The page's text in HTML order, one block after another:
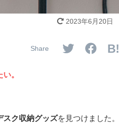
2023年6月20日
B!
。
スク収納グッズを見つけました。